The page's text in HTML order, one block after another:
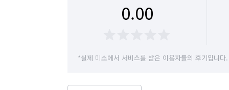
0.00
*실제 미소에서 서비스를 받은 이용자들의 후기입니다.